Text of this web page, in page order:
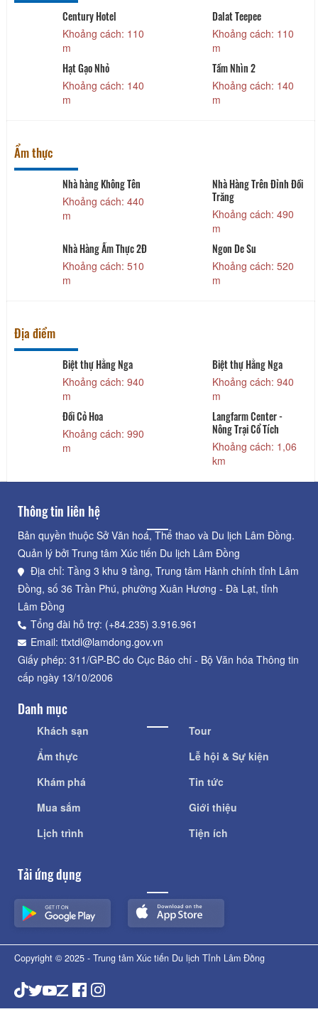
Century Hotel
Khoảng cách: 110
m
Dalat Teepee
Khoảng cách: 110
m
Hạt Gạo Nhỏ
Khoảng cách: 140
m
Tầm Nhìn 2
Khoảng cách: 140
m
Ẩm thực
Nhà hàng Không Tên
Khoảng cách: 440
m
Nhà Hàng Trên Đỉnh Đồi
Trăng
Khoảng cách: 490
m
Nhà Hàng Ẩm Thực 2Đ
Khoảng cách: 510
m
Ngon De Su
Khoảng cách: 520
m
Địa điểm
Biệt thự Hằng Nga
Khoảng cách: 940
m
Biệt thự Hằng Nga
Khoảng cách: 940
m
Đồi Cỏ Hoa
Khoảng cách: 990
m
Langfarm Center -
Nông Trại Cổ Tích
Khoảng cách: 1,06
km
Thông tin liên hệ
Bản quyền thuộc Sở Văn hoá, Thể thao và Du lịch Lâm Đồng.
Quản lý bởi Trung tâm Xúc tiến Du lịch Lâm Đồng
Địa chỉ: Tầng 3 khu 9 tầng, Trung tâm Hành chính tỉnh Lâm
Đồng, số 36 Trần Phú, phường Xuân Hương - Đà Lạt, tỉnh
Lâm Đồng
Tổng đài hỗ trợ: (+84.235) 3.916.961
Email: ttxtdl@lamdong.gov.vn
Giấy phép: 311/GP-BC do Cục Báo chí - Bộ Văn hóa Thông tin
cấp ngày 13/10/2006
Danh mục
Khách sạn
Ẩm thực
Khám phá
Mua sắm
Lịch trình
Tour
Lễ hội & Sự kiện
Tin tức
Giới thiệu
Tiện ích
Tải ứng dụng
Copyright © 2025 - Trung tâm Xúc tiến Du lịch Tỉnh Lâm Đồng